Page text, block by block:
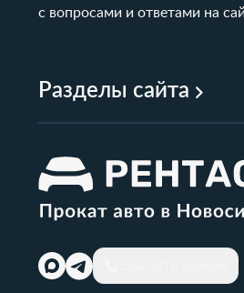
с вопросами и ответами на
Разделы сайта